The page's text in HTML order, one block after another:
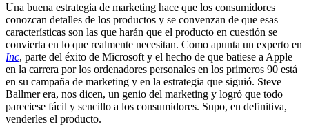
Una buena estrategia de marketing hace que los consumidores
conozcan detalles de los productos y se convenzan de que esas
características son las que harán que el producto en cuestión se
convierta en lo que realmente necesitan. Como apunta un experto en
Inc, parte del éxito de Microsoft y el hecho de que batiese a Apple
en la carrera por los ordenadores personales en los primeros 90 está
en su campaña de marketing y en la estrategia que siguió. Steve
Ballmer era, nos dicen, un genio del marketing y logró que todo
pareciese fácil y sencillo a los consumidores. Supo, en definitiva,
venderles el producto.